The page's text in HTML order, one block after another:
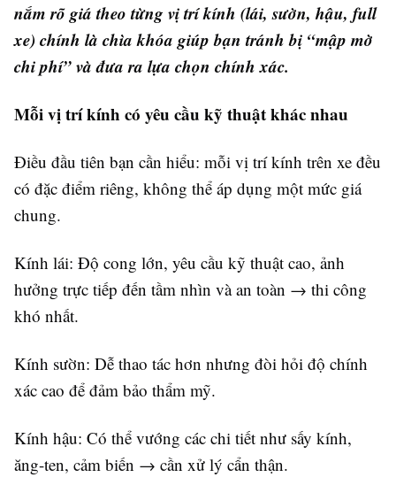
nắm rõ giá theo từng vị trí kính (lái, sườn, hậu, full
xe) chính là chìa khóa giúp bạn tránh bị “mập mờ
chi phí” và đưa ra lựa chọn chính xác.
Mỗi vị trí kính có yêu cầu kỹ thuật khác nhau
Điều đầu tiên bạn cần hiểu: mỗi vị trí kính trên xe đều
có đặc điểm riêng, không thể áp dụng một mức giá
chung.
Kính lái: Độ cong lớn, yêu cầu kỹ thuật cao, ảnh
hưởng trực tiếp đến tầm nhìn và an toàn → thi công
khó nhất.
Kính sườn: Dễ thao tác hơn nhưng đòi hỏi độ chính
xác cao để đảm bảo thẩm mỹ.
Kính hậu: Có thể vướng các chi tiết như sấy kính,
ăng-ten, cảm biến → cần xử lý cẩn thận.